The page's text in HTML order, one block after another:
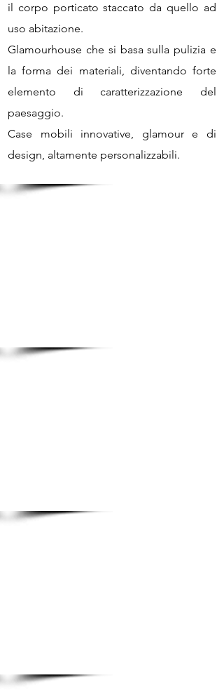
il corpo porticato staccato da quello ad
uso abitazione.
Glamourhouse che si basa sulla pulizia e
la forma dei materiali, diventando forte
elemento di caratterizzazione del
paesaggio.
Case mobili innovative, glamour e di
design, altamente personalizzabili.